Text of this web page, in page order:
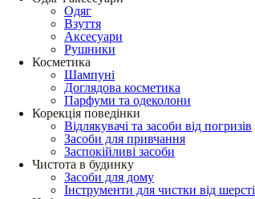
Одяг
Взуття
Аксесуари
Рушники
Косметика
Шампуні
Доглядова косметика
Парфуми та одеколони
Корекція поведінки
Відлякувачі та засоби від погризів
Засоби для привчання
Заспокійливі засоби
Чистота в будинку
Засоби для дому
Інструменти для чистки від шерсті